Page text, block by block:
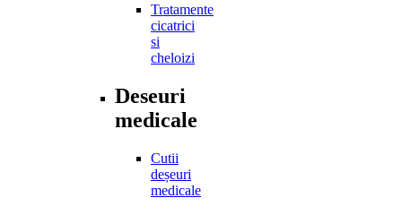
Tratamente
cicatrici
si
cheloizi
Deseuri
medicale
Cutii
deșeuri
medicale